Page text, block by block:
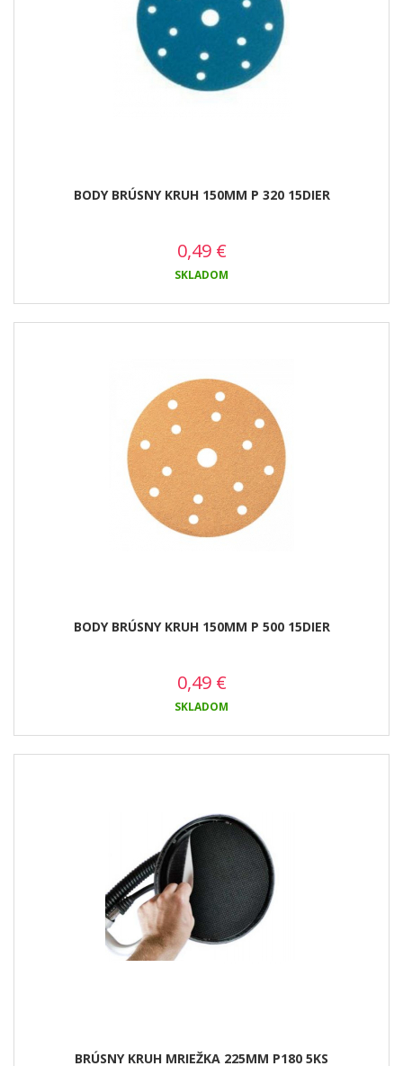
BODY BRÚSNY KRUH 150MM P 320 15DIER
0,49 €
SKLADOM
BODY BRÚSNY KRUH 150MM P 500 15DIER
0,49 €
SKLADOM
BRÚSNY KRUH MRIEŽKA 225MM P180 5KS